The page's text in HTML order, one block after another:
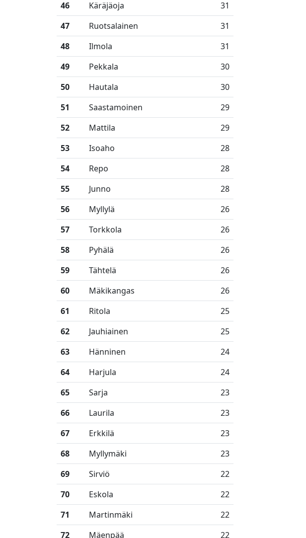
46
Käräjäoja
31
47
Ruotsalainen
31
48
Ilmola
31
49
Pekkala
30
50
Hautala
30
51
Saastamoinen
29
52
Mattila
29
53
Isoaho
28
54
Repo
28
55
Junno
28
56
Myllylä
26
57
Torkkola
26
58
Pyhälä
26
59
Tähtelä
26
60
Mäkikangas
26
61
Ritola
25
62
Jauhiainen
25
63
Hänninen
24
64
Harjula
24
65
Sarja
23
66
Laurila
23
67
Erkkilä
23
68
Myllymäki
23
69
Sirviö
22
70
Eskola
22
71
Martinmäki
22
72
Mäenpää
22